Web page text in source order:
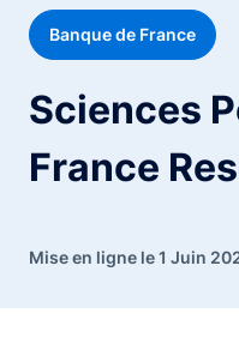
Banque de France
Sciences
France
Mise en ligne le 1 Juin